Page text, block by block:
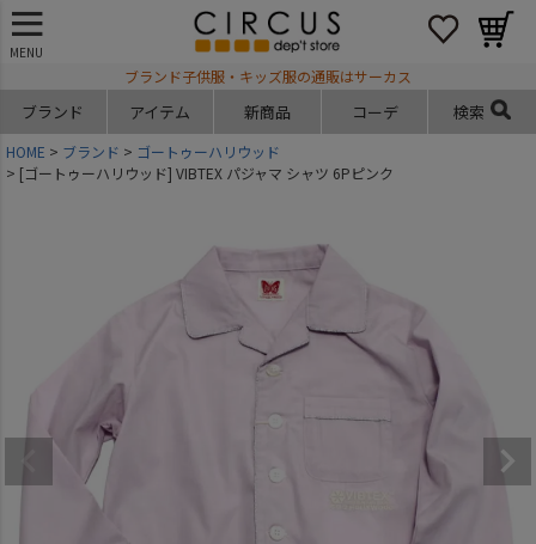
MENU
ブランド子供服・キッズ服の通販はサーカス
ブランド アイテム 新商品 コーデ 検索
HOME ブランド
ゴートゥーハリウッド
[ゴートゥーハリウッド] VIBTEX パジャマ シャツ 6Pピンク